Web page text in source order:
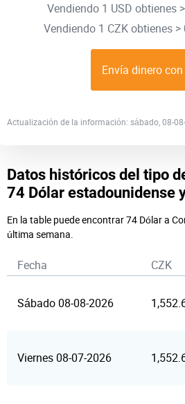
Vendiendo 1 USD obtienes
Vendiendo 1 CZK obtienes
Envía dinero
Actualización de la información: sábado, 08-
Datos históricos del tipo
74 Dólar estadounidense
En la table puede encontrar 74 Dólar a
última semana.
Fecha CZK
Sábado 08-08-2026
Viernes 08-07-2026